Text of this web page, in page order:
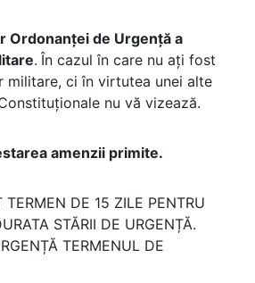
Ordonanței de Urgență a
. În cazul în care nu ați fost
militare, ci în virtutea unei alte
nu vă vizează.
amenzii primite.
DE 15 ZILE PENTRU
STĂRII DE URGENȚĂ.
TERMENUL DE